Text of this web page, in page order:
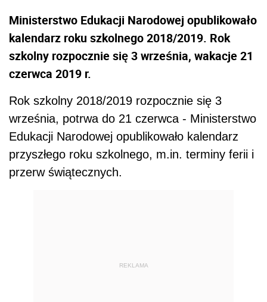
Ministerstwo Edukacji Narodowej opublikowało
kalendarz roku szkolnego 2018/2019. Rok
szkolny rozpocznie się 3 września, wakacje 21
czerwca 2019 r.
Rok szkolny 2018/2019 rozpocznie się 3
września, potrwa do 21 czerwca - Ministerstwo
Edukacji Narodowej opublikowało kalendarz
przyszłego roku szkolnego, m.in. terminy ferii i
przerw świątecznych.
REKLAMA